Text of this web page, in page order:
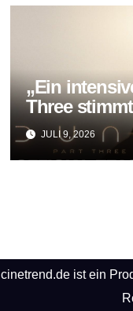
„Ein
Three
das große
JULI 9, 2026
cinetrend.de ist ein